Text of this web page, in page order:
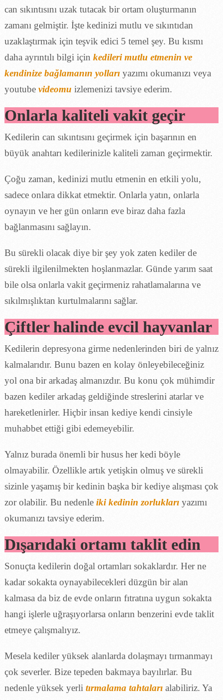
can sıkıntısını uzak tutacak bir ortam oluşturmanın
zamanı gelmiştir. İşte kedinizi mutlu ve sıkıntıdan
uzaklaştırmak için teşvik edici 5 temel şey. Bu kısmı
daha ayrıntılı bilgi için kedileri mutlu etmenin ve
kendinize bağlamanın yollarıyazımı okumanızı veya
youtube videomu izlemenizi tavsiye ederim.
Onlarla kaliteli vakit geçir
Kedilerin can sıkıntısını geçirmek için başarının en
büyük anahtarı kedilerinizle kaliteli zaman geçirmektir.
Çoğu zaman, kedinizi mutlu etmenin en etkili yolu,
sadece onlara dikkat etmektir. Onlarla yatın, onlarla
oynayın ve her gün onların eve biraz daha fazla
bağlanmasını sağlayın.
Bu sürekli olacak diye bir şey yok zaten kediler de
sürekli ilgilenilmekten hoşlanmazlar. Günde yarım saat
bile olsa onlarla vakit geçirmeniz rahatlamalarına ve
sıkılmışlıktan kurtulmalarını sağlar.
Çiftler halinde evcil hayvanlar
Kedilerin depresyona girme nedenlerinden biri de yalnız
kalmalarıdır. Bunu bazen en kolay önleyebileceğiniz
yol ona bir arkadaş almanızdır. Bu konu çok mühimdir
bazen kediler arkadaş geldiğinde streslerini atarlar ve
hareketlenirler. Hiçbir insan kediye kendi cinsiyle
muhabbet ettiği gibi edemeyebilir.
Yalnız burada önemli bir husus her kedi böyle
olmayabilir. Özellikle artık yetişkin olmuş ve sürekli
sizinle yaşamış bir kedinin başka bir kediye alışması çok
zor olabilir. Bu nedenle iki kedinin zorlukları yazımı
okumanızı tavsiye ederim.
Dışarıdaki ortamı taklit edin
Sonuçta kedilerin doğal ortamları sokaklardır. Her ne
kadar sokakta oynayabilecekleri düzgün bir alan
kalmasa da biz de evde onların fıtratına uygun sokakta
hangi işlerle uğraşıyorlarsa onların benzerini evde taklit
etmeye çalışmalıyız.
Mesela kediler yüksek alanlarda dolaşmayı tırmanmayı
çok severler. Bize tepeden bakmaya bayılırlar. Bu
nedenle yüksek yerli tırmalama tahtalarıalabiliriz. Ya